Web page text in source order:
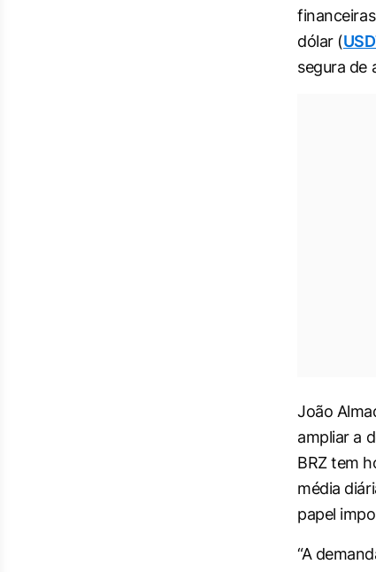
dólar (
segura de
João
ampliar a
BRZ tem
média
papel
“A